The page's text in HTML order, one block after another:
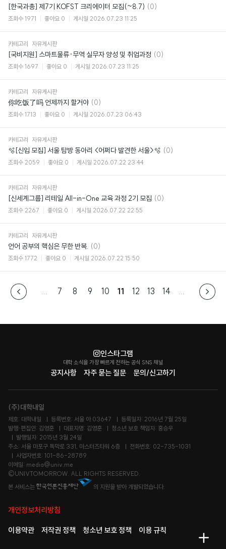
메
[한국과총] 제7기 KOFST 크리에이터 모집(~8.7) 댓
(0)
조회수 1971 좋아요 0 게시일 2026.07.23 11:25
카테고리 자유게시판
[국비지원] 스마트물류·무역 실무자 양성 및 취업과정 댓
(0)
조회수 1697 좋아요 0 게시일 2026.07.23 11:25
카테고리 자유게시판
你吃饭了吗 언제까지 할거야 댓
글
(0)
조회수 1713 좋아요 0 게시일 2026.07.23 06:43
카테고리 자유게시판
🫧[신입 모집] 서울 탐방 동아리 <어쩌다 발견한 서울>🫧 댓
(0)
조회수 2059 좋아요 0 게시일 2026.07.22 23:44
카테고리 자유게시판
[신세계그룹] 리테일 All-in-One 교육 과정 2기 모집 댓
(0)
조회수 2267 좋아요 0 게시일 2026.07.22 22:55
카테고리 자유게시판
언어 공부의 핵심은 무한 반복. 댓
글
(0)
조회수 1772 좋아요 0 게시일 2026.07.22 15:50
... 7 8 9 10 11 12 13 14 ...
공지사항 자주 묻는 질문 문의/신고하기
인스타그램
대학 소식을 가장 빠르게 전하는 공식 SNS 채널
(주)대학내일
제호: 대학내일 등록번호: 서울 아 03647
등록일자: 2016년 7월 25일
발행·편집인: 김영훈
대표자명: 김영훈
청소년 보호 책임자: 홍승우
발행일자: 2015년 3월 24일
주소: 서울 마포구 독막로 331, 마스터즈타워 6층
전화번호: 02-735-1031
사업자번호: 101-86-28789
이메일: media@univ.me
©UNIVTOMORROW. ALL RIGHTS RESERVED.
본 서비스는
의 지원을 받아 개발되었습니다.
개인정보처리방침
이용약관 저작권 정책 청소년 보호 정책 이용 규칙